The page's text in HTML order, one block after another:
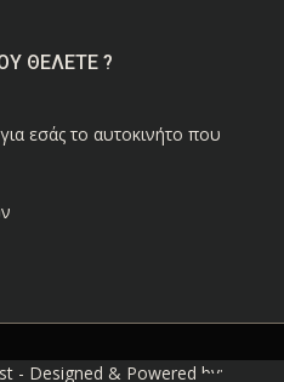
ΘΕΛΕΤΕ ?
εσάς το αυτοκινήτο που
- Designed & Powered by: